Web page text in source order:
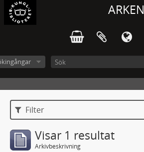
ARKEN
Filter
Visar 1 resultat
Arkivbeskrivning